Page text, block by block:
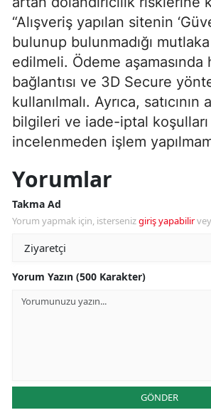
“Alışveriş yapılan sitenin
bulunup bulunmadığı
edilmeli. Ödeme
bağlantısı ve 3D Secure
kullanılmalı. Ayrıca, satıcının
bilgileri ve iade-iptal koşulları
incelenmeden işlem
Yorumlar
Takma Ad
Yorum yapmak için, istersenizgiriş yapabilir
Yorum Yazın (500 Karakter)
GÖNDER